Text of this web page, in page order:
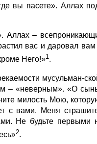
вы пасете». Аллах
Аллах –
вас и даровал
Него!»1.
мусульман-
– «неверным». «О
милость Мою,
с вами. Меня
Не будьте
2.